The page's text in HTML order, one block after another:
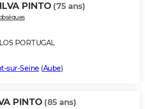
PINTO (75 ans)
PORTUGAL
sur-Seine (Aube)
PINTO (85 ans)